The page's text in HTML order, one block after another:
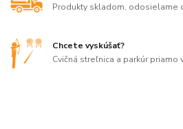
Produkty skladom, odosielame
Chcete vyskúšať?
Cvičná streľnica a parkúr priamo